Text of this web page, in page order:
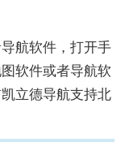
航软件，打开手
软件或者导航软
立德导航支持北